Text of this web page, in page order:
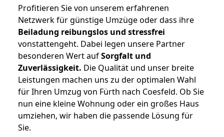
Profitieren Sie von unserem erfahrenen
Netzwerk für günstige Umzüge oder dass ihre
Beiladung reibungslos und stressfrei
vonstattengeht. Dabei legen unsere Partner
besonderen Wert aufSorgfalt und
Zuverlässigkeit. Die Qualität und unser breite
Leistungen machen uns zu der optimalen Wahl
für Ihren Umzug von Fürth nach Coesfeld. Ob Sie
nun eine kleine Wohnung oder ein großes Haus
umziehen, wir haben die passende Lösung für
Sie.